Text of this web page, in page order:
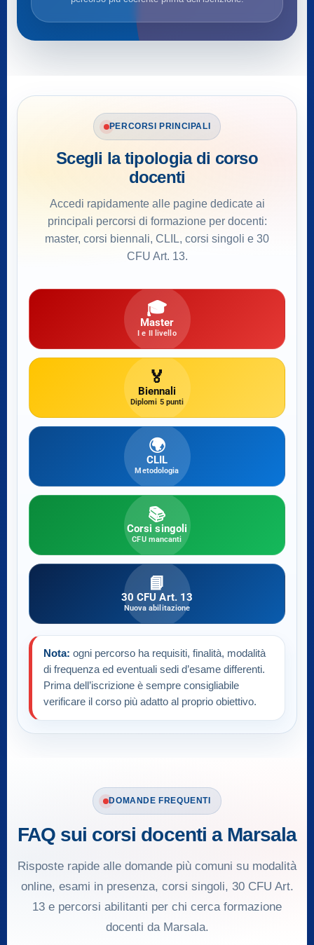
PERCORSI PRINCIPALI
Scegli la tipologia di corso
docenti
Accedi rapidamente alle pagine dedicate ai
principali percorsi di formazione per docenti:
master, corsi biennali, CLIL, corsi singoli e 30
CFU Art. 13.
🎓
Master
I e II livello
🏅
Biennali
Diplomi 5 punti
🌍
CLIL
Metodologia
📚
Corsi singoli
CFU mancanti
📘
30 CFU Art. 13
Nuova abilitazione
Nota: ogni percorso ha requisiti, finalità, modalità
di frequenza ed eventuali sedi d’esame differenti.
Prima dell’iscrizione è sempre consigliabile
verificare il corso più adatto al proprio obiettivo.
DOMANDE FREQUENTI
FAQ sui corsi docenti a Marsala
Risposte rapide alle domande più comuni su modalità
online, esami in presenza, corsi singoli, 30 CFU Art.
13 e percorsi abilitanti per chi cerca formazione
docenti da Marsala.